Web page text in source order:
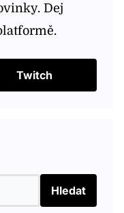
Dej
Twitch
Hledat